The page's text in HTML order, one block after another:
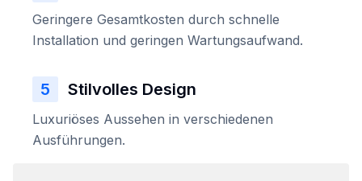
Geringere Gesamtkosten durch schnelle
Installation und geringen Wartungsaufwand.
5 Stilvolles Design
Luxuriöses Aussehen in verschiedenen
Ausführungen.